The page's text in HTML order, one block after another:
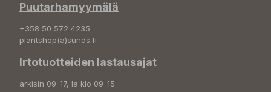
Puutarhamyymälä
+358 50 572 4235
plantshop(a)sunds.fi
Irtotuotteiden lastausajat
arkisin 09-17, la klo 09-15